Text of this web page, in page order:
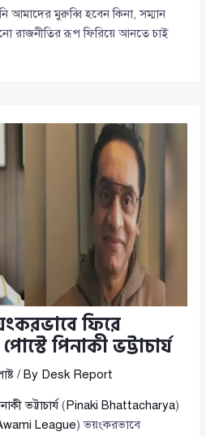
মুরুব্বি হবেন কিনা, সম্মান
রাজনীতির রূপ ফিরিয়ে আনতে চাই
ফিরে
পিনাকী ভট্টাচার্য
/ By Desk Report
ভট্টাচার্য ( Pinaki Bhattacharya)
League) ভয়ংকরভাবে